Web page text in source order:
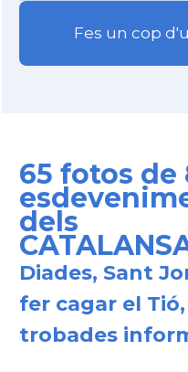
Fes un cop
65 fotos de
dels
Diades, Sant
fer cagar el
trobades